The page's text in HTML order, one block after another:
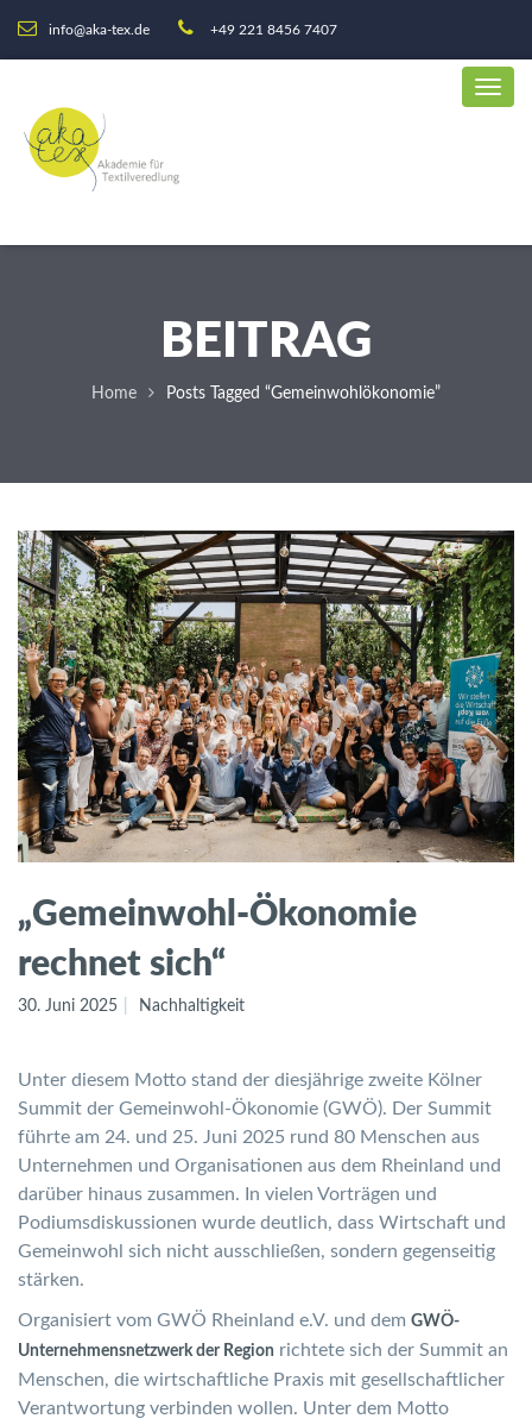
info@aka-tex.de +49 221 8456 7407
BEITRAG
Home Posts Tagged “Gemeinwohlökonomie”
„Gemeinwohl-Ökonomie
rechnet sich“
30. Juni 2025 Nachhaltigkeit
Unter diesem Motto stand der diesjährige zweite Kölner
Summit der Gemeinwohl-Ökonomie (GWÖ). Der Summit
führte am 24. und 25. Juni 2025 rund 80 Menschen aus
Unternehmen und Organisationen aus dem Rheinland und
darüber hinaus zusammen. In vielen Vorträgen und
Podiumsdiskussionen wurde deutlich, dass Wirtschaft und
Gemeinwohl sich nicht ausschließen, sondern gegenseitig
stärken.
Organisiert vom GWÖ Rheinland e.V. und dem GWÖ-
Unternehmensnetzwerk der Region richtete sich der Summit an
Menschen, die wirtschaftliche Praxis mit gesellschaftlicher
Verantwortung verbinden wollen. Unter dem Motto